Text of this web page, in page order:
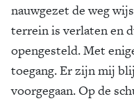
nauwgezet de weg
terrein is verlaten en
opengesteld. Met
toegang. Er zijn mij
voorgegaan. Op de